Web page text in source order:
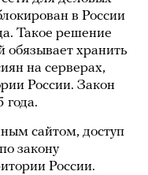
в России
Такое решение
обязывает хранить
на серверах,
России. Закон
года.
сайтом, доступ
закону
России.